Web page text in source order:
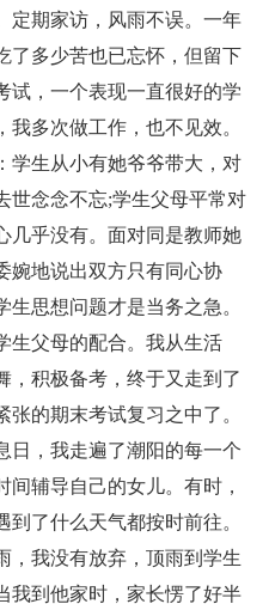
定期家访，风雨不误。一年
了多少苦也已忘怀，但留下
试，一个表现一直很好的学
多次做工作，也不见效。
学生从小有她爷爷带大，对
世念念不忘;学生父母平常对
几乎没有。面对同是教师她
婉地说出双方只有同心协
思想问题才是当务之急。
生父母的配合。我从生活
，积极备考，终于又走到了
的期末考试复习之中了。
日，我走遍了潮阳的每一个
间辅导自己的女儿。有时，
了什么天气都按时前往。
，我没有放弃，顶雨到学生
我到他家时，家长愣了好半